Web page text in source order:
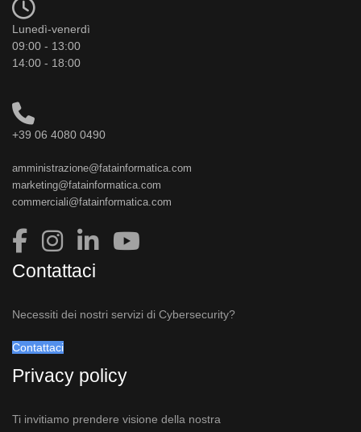
Lunedì-venerdì
09:00 - 13:00
14:00 - 18:00
+39 06 4080 0490
amministrazione@fatainformatica.com
marketing@fatainformatica.com
commerciali@fatainformatica.com
Contattaci
Necessiti dei nostri servizi di Cybersecurity?
Contattaci
Privacy policy
Ti invitiamo prendere visione della nostra